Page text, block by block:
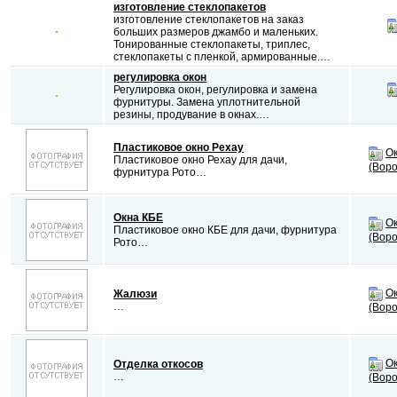
изготовление стеклопакетов
изготовление стеклопакетов на заказ
больших размеров джамбо и маленьких.
Тонированные стеклопакеты, триплес,
стеклопакеты с пленкой, армированные.…
регулировка окон
Регулировка окон, регулировка и замена
фурнитуры. Замена уплотнительной
резины, продувание в окнах.…
Пластиковое окно Рехау
Пластиковое окно Рехау для дачи,
фурнитура Рото…
Окна КБЕ
Пластиковое окно КБЕ для дачи, фурнитура
Рото…
Жалюзи
…
Отделка откосов
…